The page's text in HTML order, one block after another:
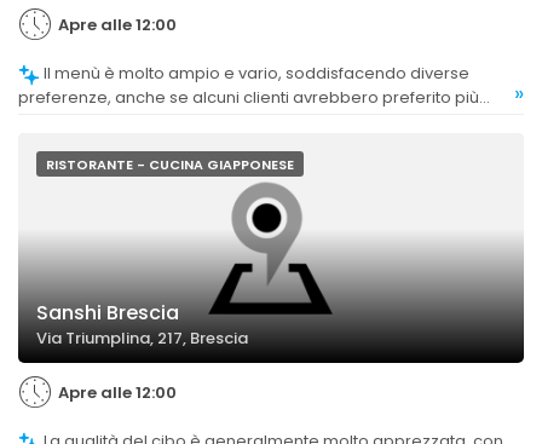
Apre alle 12:00
preferenze, anche se alcuni clienti avrebbero preferito più
»
RISTORANTE - CUCINA GIAPPONESE
Sanshi Brescia
Via Triumplina, 217, Brescia
Apre alle 12:00